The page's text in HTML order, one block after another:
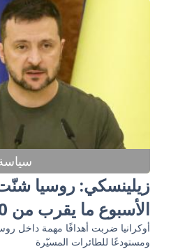
زيلينسكي: روسيا
الأسبوع ما يقرب من 1000 هجوم
أوكرانيا ضربت أهدافًا مهمة داخل
ومستودعًا للطائرات المسيّرة